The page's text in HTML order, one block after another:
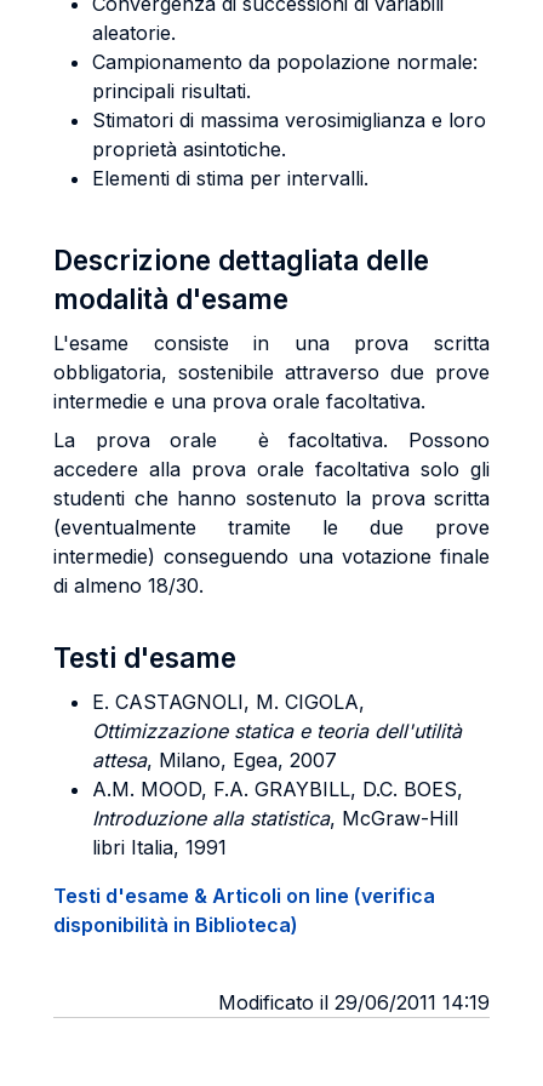
aleatorie.
Campionamento da popolazione normale:
principali risultati.
Stimatori di massima verosimiglianza e loro
proprietà asintotiche.
Elementi di stima per intervalli.
Descrizione dettagliata delle
modalità d'esame
L'esame consiste in una prova scritta
obbligatoria, sostenibile attraverso due prove
intermedie e una prova orale facoltativa.
La prova orale è facoltativa. Possono
accedere alla prova orale facoltativa solo gli
studenti che hanno sostenuto la prova scritta
(eventualmente tramite le due prove
intermedie) conseguendo una votazione finale
di almeno 18/30.
Testi d'esame
E. CASTAGNOLI, M. CIGOLA,
Ottimizzazione statica e teoria dell'utilità
attesa, Milano, Egea, 2007
A.M. MOOD, F.A. GRAYBILL, D.C. BOES,
Introduzione alla statistica, McGraw-Hill
libri Italia, 1991
Testi d'esame & Articoli on line (verifica
disponibilità in Biblioteca)
Modificato il 29/06/2011 14:19